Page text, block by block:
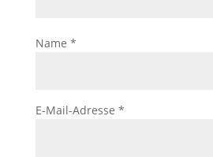
Name *
E-Mail-Adresse *